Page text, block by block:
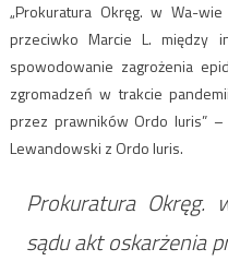
„Prokuratura Okręg. w Wa-
przeciwko Marcie L. między
spowodowanie zagrożenia
zgromadzeń w trakcie
przez prawników Ordo Iuris” –
Lewandowski z Ordo Iuris.
Prokuratura Okręg.
sądu akt oskarżenia